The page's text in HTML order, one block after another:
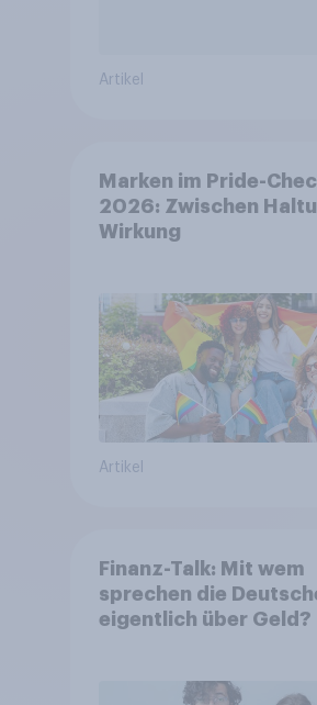
Artikel
Marken im Pride-
2026: Zwischen
Wirkung
Artikel
Finanz-Talk: Mit wem
sprechen die
eigentlich über Geld?